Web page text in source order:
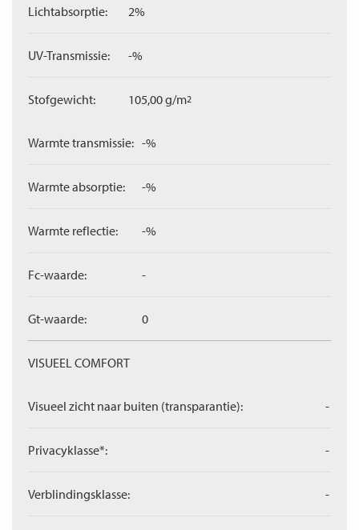
Lichtabsorptie: 2%
UV-Transmissie: -%
Stofgewicht: 105,00 g/m2
Warmte transmissie: -%
Warmte absorptie: -%
Warmte reflectie: -%
Fc-waarde: -
Gt-waarde: 0
VISUEEL COMFORT
Visueel zicht naar buiten (transparantie): -
Privacyklasse*: -
Verblindingsklasse: -